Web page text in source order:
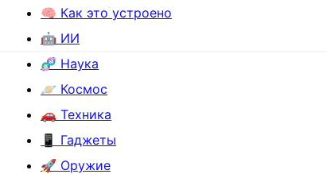
🧠 Как это устроено
🤖 ИИ
🧬 Наука
🪐 Космос
🚗 Техника
📱 Гаджеты
🚀 Оружие